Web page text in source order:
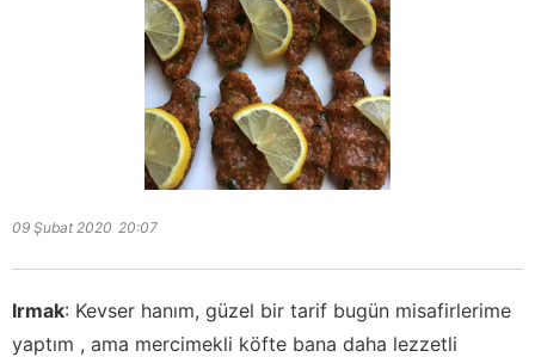
09 Şubat 2020 20:07
Irmak: Kevser hanım, güzel bir tarif bugün misafirlerime
yaptım , ama mercimekli köfte bana daha lezzetli